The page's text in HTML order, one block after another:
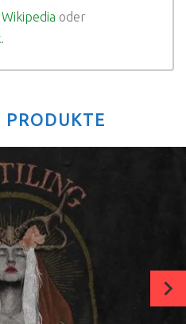
Wikipedia oder
.
PRODUKTE